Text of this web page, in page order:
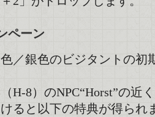
ペーン
／銀色のビジタントの初
H-8）のNPC“Horst”の近
ると以下の特典が得られ